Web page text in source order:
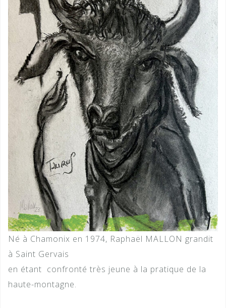
Né à Chamonix en 1974, Raphaël MALLON grandit
à Saint Gervais
en étant confronté très jeune à la pratique de la
haute-montagne.